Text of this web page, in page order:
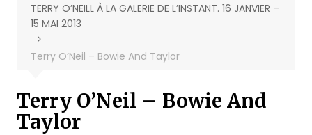
TERRY O’NEILL À LA GALERIE DE L’INSTANT. 16 JANVIER –
15 MAI 2013
Terry O’Neil – Bowie And Taylor
Terry O’Neil – Bowie And
Taylor